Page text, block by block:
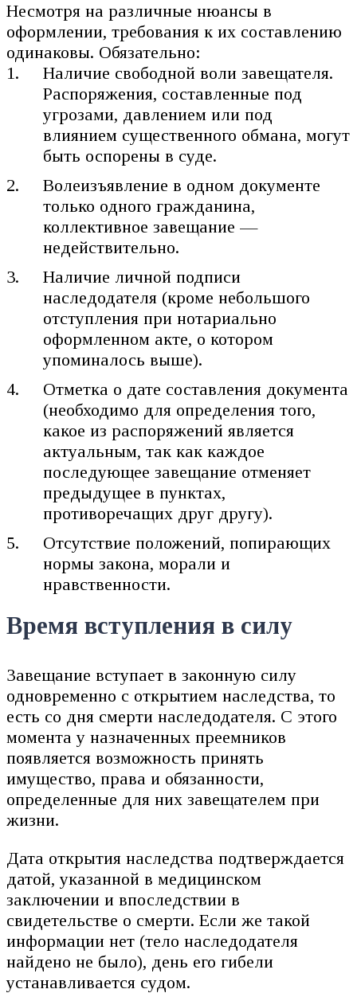
Несмотря на различные нюансы в
оформлении, требования к их составлению
одинаковы. Обязательно:
Наличие свободной воли завещателя.
Распоряжения, составленные под
угрозами, давлением или под
влиянием существенного обмана, могут
быть оспорены в суде.
Волеизъявление в одном документе
только одного гражданина,
коллективное завещание —
недействительно.
Наличие личной подписи
наследодателя (кроме небольшого
отступления при нотариально
оформленном акте, о котором
упоминалось выше).
Отметка о дате составления документа
(необходимо для определения того,
какое из распоряжений является
актуальным, так как каждое
последующее завещание отменяет
предыдущее в пунктах,
противоречащих друг другу).
Отсутствие положений, попирающих
нормы закона, морали и
нравственности.
Время вступления в силу
Завещание вступает в законную силу
одновременно с открытием наследства, то
есть со дня смерти наследодателя. С этого
момента у назначенных преемников
появляется возможность принять
имущество, права и обязанности,
определенные для них завещателем при
жизни.
Дата открытия наследства подтверждается
датой, указанной в медицинском
заключении и впоследствии в
свидетельстве о смерти. Если же такой
информации нет (тело наследодателя
найдено не было), день его гибели
устанавливается судом.